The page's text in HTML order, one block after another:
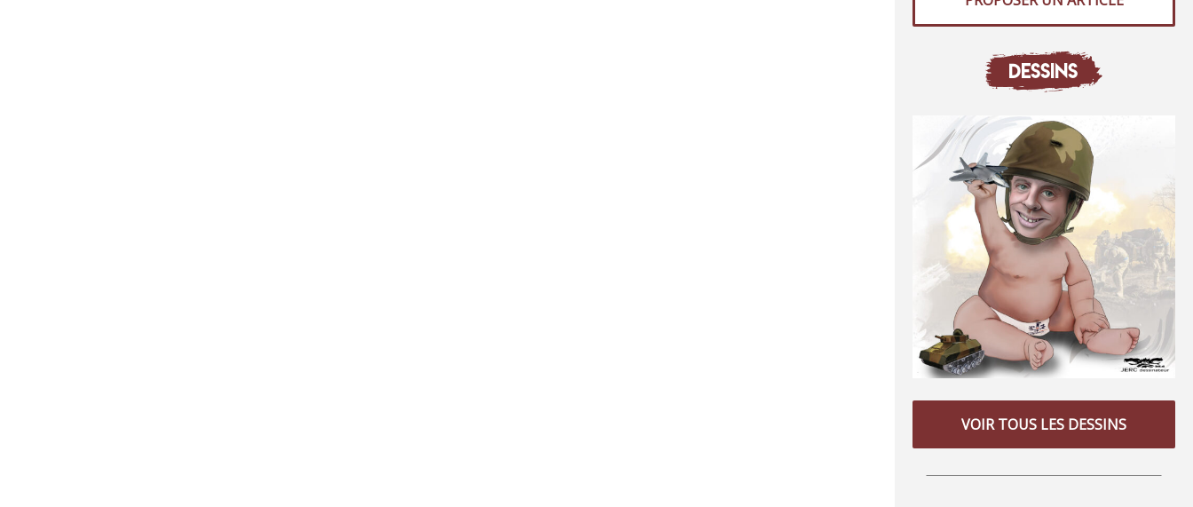
DESSINS
VOIR TOUS LES DESSINS